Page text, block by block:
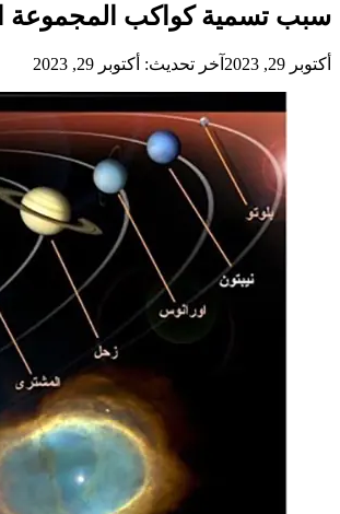
سبب تسمية كواكب المجموعة
أكتوبر 29, 2023 آخر تحديث: أكتوبر 29, 2023